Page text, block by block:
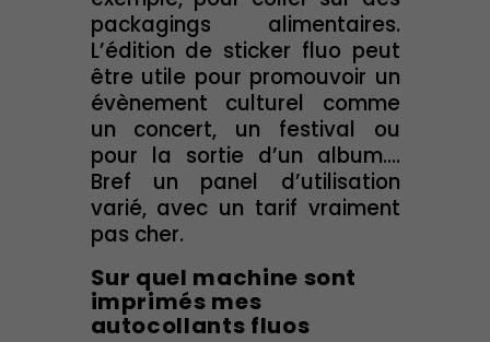
packagings alimentaires.
L’édition de sticker fluo peut
être utile pour promouvoir un
évènement culturel comme
un concert, un festival ou
pour la sortie d’un album....
Bref un panel d’utilisation
varié, avec un tarif vraiment
pas cher.
Sur quel machine sont
imprimés mes
autocollants fluos